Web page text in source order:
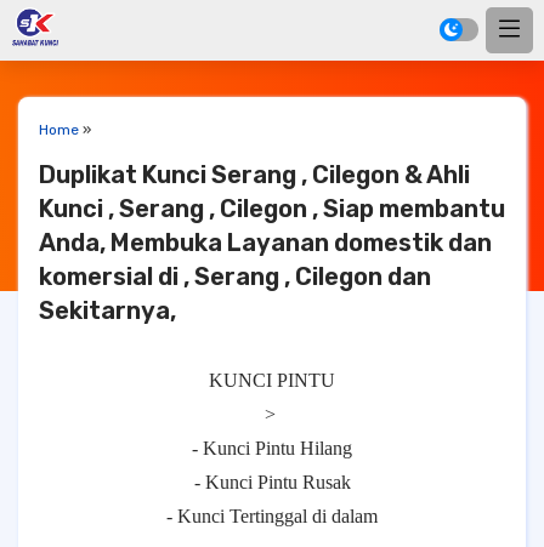
Home »
Duplikat Kunci Serang , Cilegon & Ahli
Kunci , Serang , Cilegon , Siap membantu
Anda, Membuka Layanan domestik dan
komersial di , Serang , Cilegon dan
Sekitarnya,
KUNCI PINTU
>
- Kunci Pintu Hilang
- Kunci Pintu Rusak
- Kunci Tertinggal di dalam